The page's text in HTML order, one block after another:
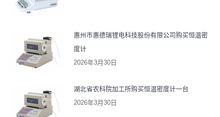
惠州市惠德瑞锂电科技股份有限公司购买恒温密
度计
2026年3月30日
湖北省农科院加工所购买恒温密度计一台
2026年3月30日